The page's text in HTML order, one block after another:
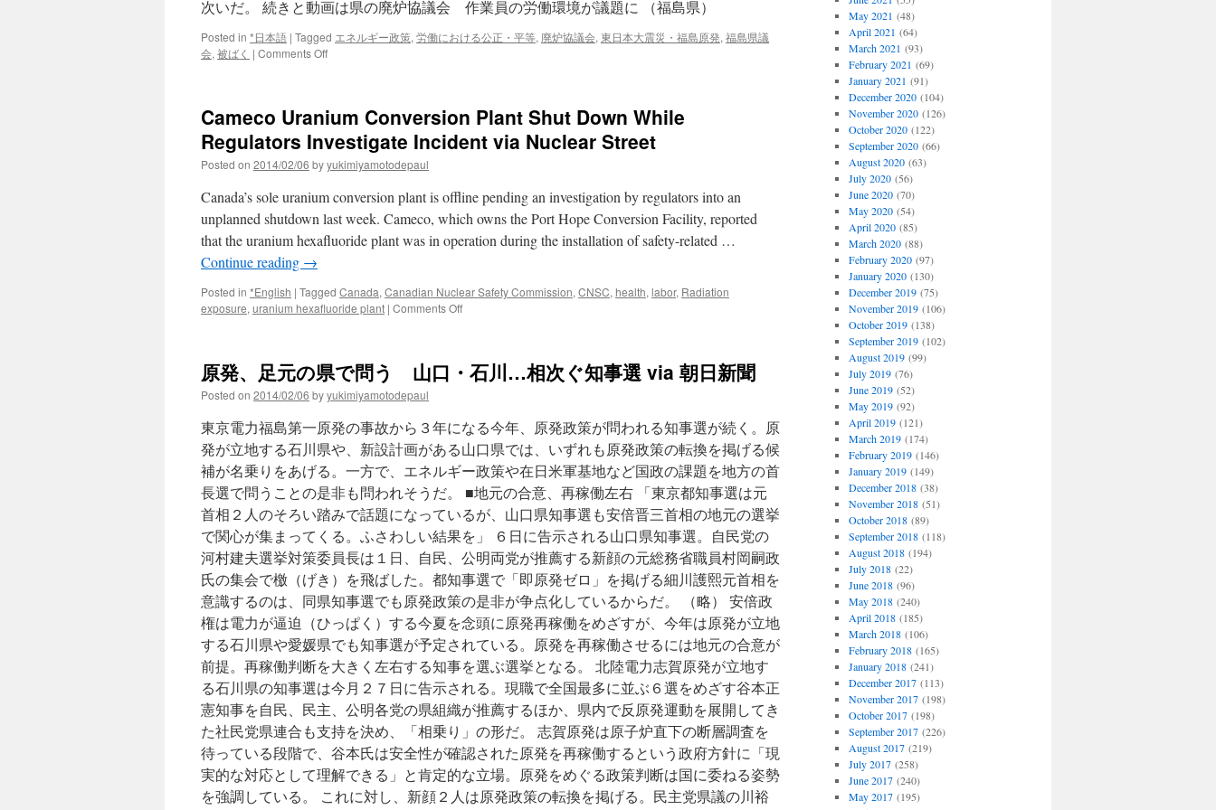
ら
除
via
済
新
次いだ。 続きと動画は県の廃炉協議会 作業員の労働環境が議題に （福島県）
Posted in *日本語 | Tagged エネルギー政策, 労働における公正・平等, 廃炉協議会, 東日本大震災・福島原発, 福島県議
会, 被ばく | Comments Offon
炉
議
会
業
員
労
境
が
に
（福
島
via
日
テ
レ
news
Cameco Uranium Conversion Plant Shut Down While
Regulators Investigate Incident via Nuclear Street
Posted on 2014/02/06 byyukimiyamotodepaul
Canada’s sole uranium conversion plant is offline pending an investigation by regulators into an
unplanned shutdown last week. Cameco, which owns the Port Hope Conversion Facility, reported
that the uranium hexafluoride plant was in operation during the installation of safety-related …
Continue reading →
Posted in *English | Tagged Canada, Canadian Nuclear Safety Commission, CNSC, health, labor, Radiation
exposure, uranium hexafluoride plant | Comments Offon
Plant
While
Regulators
Investigate
Incident
Nuclear
Street
原発、足元の県で問う 山口・石川…相次ぐ知事選 via 朝日新聞
Posted on 2014/02/06 byyukimiyamotodepaul
東京電力福島第一原発の事故から３年になる今年、原発政策が問われる知事選が続く。原
発が立地する石川県や、新設計画がある山口県では、いずれも原発政策の転換を掲げる候
補が名乗りをあげる。一方で、エネルギー政策や在日米軍基地など国政の課題を地方の首
長選で問うことの是非も問われそうだ。 ■地元の合意、再稼働左右 「東京都知事選は元
首相２人のそろい踏みで話題になっているが、山口県知事選も安倍晋三首相の地元の選挙
で関心が集まってくる。ふさわしい結果を」 ６日に告示される山口県知事選。自民党の
河村建夫選挙対策委員長は１日、自民、公明両党が推薦する新顔の元総務省職員村岡嗣政
氏の集会で檄（げき）を飛ばした。都知事選で「即原発ゼロ」を掲げる細川護熙元首相を
意識するのは、同県知事選でも原発政策の是非が争点化しているからだ。 （略） 安倍政
権は電力が逼迫（ひっぱく）する今夏を念頭に原発再稼働をめざすが、今年は原発が立地
する石川県や愛媛県でも知事選が予定されている。原発を再稼働させるには地元の合意が
前提。再稼働判断を大きく左右する知事を選ぶ選挙となる。 北陸電力志賀原発が立地す
る石川県の知事選は今月２７日に告示される。現職で全国最多に並ぶ６選をめざす谷本正
憲知事を自民、民主、公明各党の県組織が推薦するほか、県内で反原発運動を展開してき
た社民党県連合も支持を決め、「相乗り」の形だ。 志賀原発は原子炉直下の断層調査を
待っている段階で、谷本氏は安全性が確認された原発を再稼働するという政府方針に「現
実的な対応として理解できる」と肯定的な立場。原発をめぐる政策判断は国に委ねる姿勢
を強調している。 これに対し、新顔２人は原発政策の転換を掲げる。民主党県議の川裕
May 2021 (48)
April 2021 (64)
March 2021 (93)
February 2021 (69)
January 2021 (91)
December 2020(104)
November 2020(126)
October 2020(122)
September 2020(66)
August 2020(63)
July 2020(56)
June 2020(70)
May 2020(54)
April 2020(85)
March 2020(88)
February 2020(97)
January 2020(130)
December 2019(75)
November 2019(106)
October 2019(138)
September 2019(102)
August 2019(99)
July 2019(76)
June 2019(52)
May 2019(92)
April 2019(121)
March 2019(174)
February 2019(146)
January 2019(149)
December 2018(38)
November 2018(51)
October 2018(89)
September 2018(118)
August 2018(194)
July 2018(22)
June 2018(96)
May 2018(240)
April 2018(185)
March 2018(106)
February 2018(165)
January 2018(241)
December 2017(113)
November 2017(198)
October 2017(198)
September 2017(226)
August 2017(219)
July 2017(258)
June 2017(240)
May 2017(195)